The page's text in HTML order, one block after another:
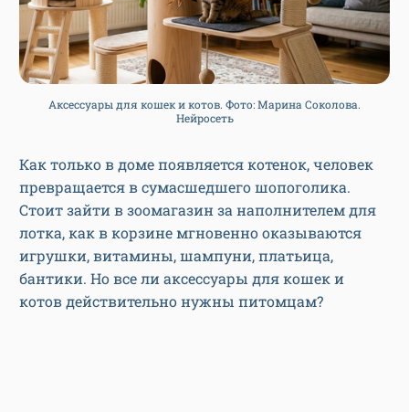
Аксессуары для кошек и котов. Фото: Марина Соколова.
Нейросеть
Как только в доме появляется котенок, человек
превращается в сумасшедшего шопоголика.
Стоит зайти в зоомагазин за наполнителем для
лотка, как в корзине мгновенно оказываются
игрушки, витамины, шампуни, платьица,
бантики. Но все ли аксессуары для кошек и
котов действительно нужны питомцам?